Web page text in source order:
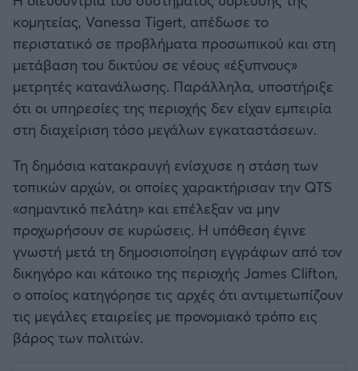
κομητείας, Vanessa Tigert, απέδωσε το
περιστατικό σε προβλήματα προσωπικού και στη
μετάβαση του δικτύου σε νέους «έξυπνους»
μετρητές κατανάλωσης. Παράλληλα, υποστήριξε
ότι οι υπηρεσίες της περιοχής δεν είχαν εμπειρία
στη διαχείριση τόσο μεγάλων εγκαταστάσεων.
Τη δημόσια κατακραυγή ενίσχυσε η στάση των
τοπικών αρχών, οι οποίες χαρακτήρισαν την QTS
«σημαντικό πελάτη» και επέλεξαν να μην
προχωρήσουν σε κυρώσεις. Η υπόθεση έγινε
γνωστή μετά τη δημοσιοποίηση εγγράφων από τον
δικηγόρο και κάτοικο της περιοχής James Clifton,
ο οποίος κατηγόρησε τις αρχές ότι αντιμετωπίζουν
τις μεγάλες εταιρείες με προνομιακό τρόπο εις
βάρος των πολιτών.